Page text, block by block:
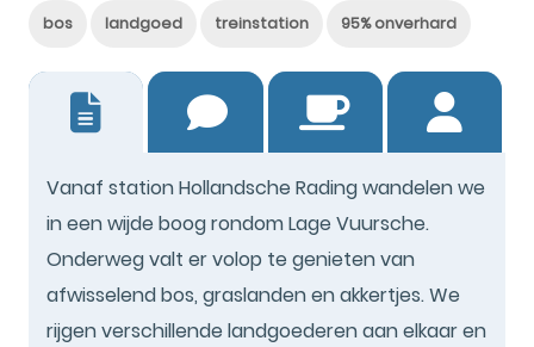
bos landgoed treinstation 95% onverhard
Vanaf station Hollandsche Rading wandelen we
in een wijde boog rondom Lage Vuursche.
Onderweg valt er volop te genieten van
afwisselend bos, graslanden en akkertjes. We
rijgen verschillende landgoederen aan elkaar en